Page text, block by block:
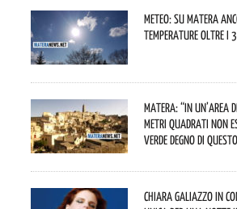
Meteo: su Matera
temperature oltre i
Matera: “In un’area
metri quadrati non
verde degno di
Chiara Galiazzo in